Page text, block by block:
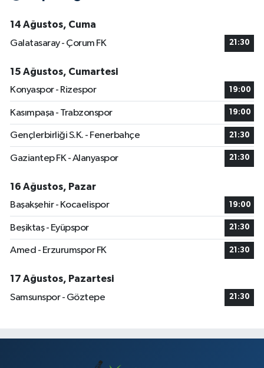
14 Ağustos, Cuma
Galatasaray - Çorum FK
21:30
15 Ağustos, Cumartesi
Konyaspor - Rizespor
19:00
Kasımpaşa - Trabzonspor 19:00
Gençlerbirliği S.K. - Fenerbahçe 21:30
Gaziantep FK - Alanyaspor 21:30
16 Ağustos, Pazar
Başakşehir - Kocaelispor
19:00
Beşiktaş - Eyüpspor 21:30
Amed - Erzurumspor FK 21:30
17 Ağustos, Pazartesi
Samsunspor - Göztepe
21:30